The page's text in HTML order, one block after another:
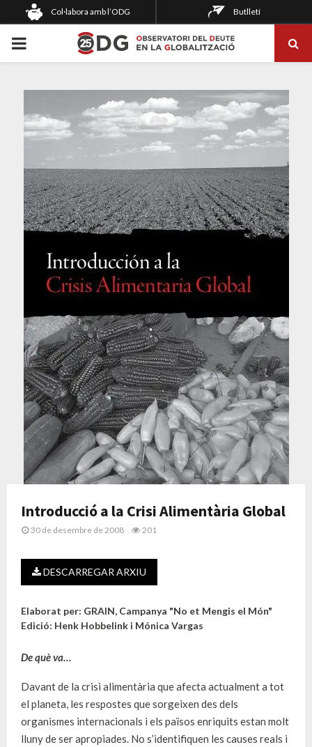
Col·labora amb l’ODG Butlletí
PRIMARY
Introducció a la Crisi Alimentària Global
30 de desembre de 2008 201
DESCARREGAR ARXIU
Elaborat per: GRAIN, Campanya "No et Mengis el Món"
Edició: Henk Hobbelink i Mónica Vargas
De què va…
Davant de la crisi alimentària que afecta actualment a tot
el planeta, les respostes que sorgeixen des dels
organismes internacionals i els països enriquits estan molt
lluny de ser apropiades. No s’identifiquen les causes reals i